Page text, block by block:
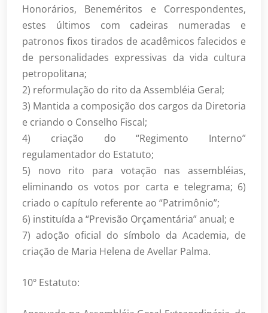
Honorários, Beneméritos e Correspondentes,
estes últimos com cadeiras numeradas e
patronos fixos tirados de acadêmicos falecidos e
de personalidades expressivas da vida cultura
petropolitana;
2) reformulação do rito da Assembléia Geral;
3) Mantida a composição dos cargos da Diretoria
e criando o Conselho Fiscal;
4) criação do “Regimento Interno”
regulamentador do Estatuto;
5) novo rito para votação nas assembléias,
eliminando os votos por carta e telegrama; 6)
criado o capítulo referente ao “Patrimônio”;
6) instituída a “Previsão Orçamentária” anual; e
7) adoção oficial do símbolo da Academia, de
criação de Maria Helena de Avellar Palma.
10º Estatuto: